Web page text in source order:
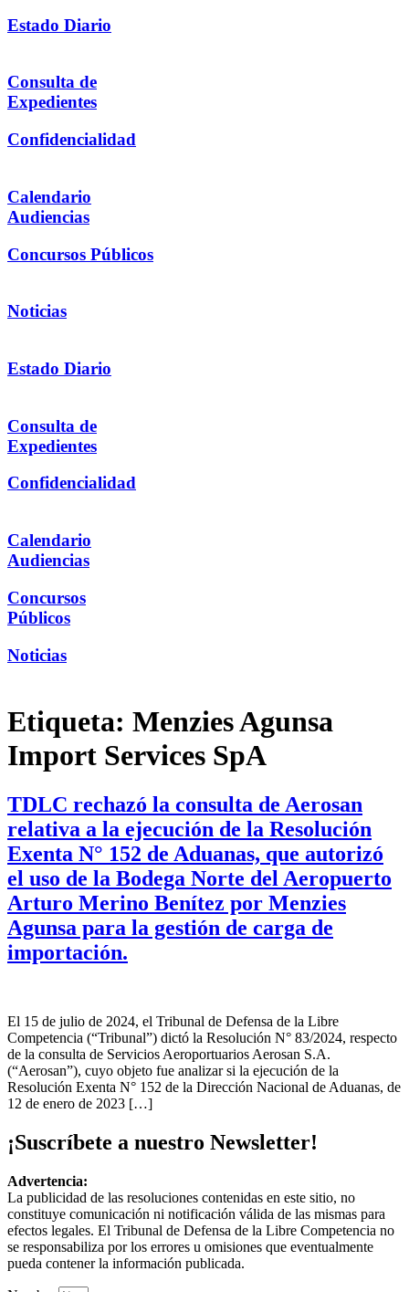
Estado Diario
Consulta de
Expedientes
Confidencialidad
Calendario
Audiencias
Concursos Públicos
Noticias
Estado Diario
Consulta de
Expedientes
Confidencialidad
Calendario
Audiencias
Concursos
Públicos
Noticias
Etiqueta: Menzies Agunsa
Import Services SpA
TDLC rechazó la consulta de Aerosan
relativa a la ejecución de la Resolución
Exenta N° 152 de Aduanas, que autorizó
el uso de la Bodega Norte del Aeropuerto
Arturo Merino Benítez por Menzies
Agunsa para la gestión de carga de
importación.
El 15 de julio de 2024, el Tribunal de Defensa de la Libre
Competencia (“Tribunal”) dictó la Resolución N° 83/2024, respecto
de la consulta de Servicios Aeroportuarios Aerosan S.A.
(“Aerosan”), cuyo objeto fue analizar si la ejecución de la
Resolución Exenta N° 152 de la Dirección Nacional de Aduanas, de
12 de enero de 2023 […]
¡Suscríbete a nuestro Newsletter!
Advertencia:
La publicidad de las resoluciones contenidas en este sitio, no
constituye comunicación ni notificación válida de las mismas para
efectos legales. El Tribunal de Defensa de la Libre Competencia no
se responsabiliza por los errores u omisiones que eventualmente
pueda contener la información publicada.